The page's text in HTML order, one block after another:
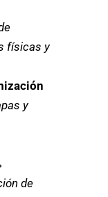
físicas y
y
de